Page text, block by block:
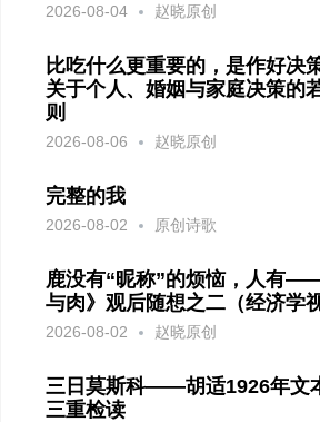
2026-08-04 赵晓原创
比吃什么更重要的，是作好
关于个人、婚姻与家庭决策的
则
2026-08-06 赵晓原创
完整的我
2026-08-02 原创诗歌
鹿没有“昵称”的烦恼，人有
与肉》观后随想之二（经济学视
2026-08-02 赵晓原创
三日莫斯科——胡适1926年文
三重检读